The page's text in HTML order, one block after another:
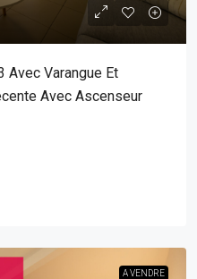
Avec Varangue Et
Avec Ascenseur
A VENDRE